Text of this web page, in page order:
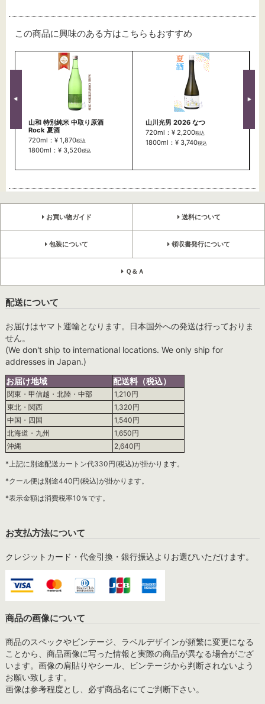
この商品に興味のある方はこちらもおすすめ
山和 特別純米 中取り原酒
Rock 夏酒
720ml：¥ 1,870税込
1800ml：¥ 3,520税込
山川光男 2026 なつ
720ml：¥ 2,200税込
1800ml：¥ 3,740税込
お買い物ガイド 送料について
包装について 領収書発行について
Ｑ＆Ａ
配送について
お届けはヤマト運輸となります。日本国外への発送は行っておりま
せん。
(We don't ship to international locations. We only ship for
addresses in Japan.)
お届け地域
配送料（税込）
関東・甲信越・北陸・中部
1,210円
東北・関西
1,320円
中国・四国
1,540円
北海道・九州
1,650円
沖縄
2,640円
*上記に別途配送カートン代330円(税込)が掛かります。
*クール便は別途440円(税込)が掛かります。
*表示金額は消費税率10％です。
お支払方法について
クレジットカード・代金引換・銀行振込よりお選びいただけます。
商品の画像について
商品のスペックやビンテージ、ラベルデザインが頻繁に変更になる
ことから、商品画像に写った情報と実際の商品が異なる場合がござ
います。画像の肩貼りやシール、ビンテージから判断されないよう
お願い致します。
画像は参考程度とし、必ず商品名にてご判断下さい。